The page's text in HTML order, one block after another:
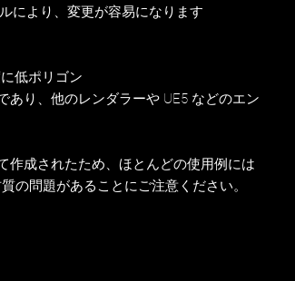
により、変更が容易になります
低ポリゴン
あり、他のレンダラーや UE5 などのエン
作成されたため、ほとんどの使用例には
の問題があることにご注意ください。